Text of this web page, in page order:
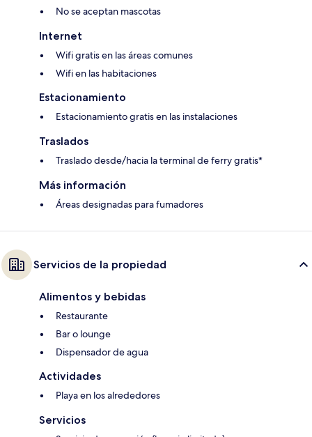
No se aceptan mascotas
Internet
Wifi gratis en las áreas comunes
Wifi en las habitaciones
Estacionamiento
Estacionamiento gratis en las instalaciones
Traslados
Traslado desde/hacia la terminal de ferry gratis*
Más información
Áreas designadas para fumadores
Servicios de la propiedad
Alimentos y bebidas
Restaurante
Bar o lounge
Dispensador de agua
Actividades
Playa en los alrededores
Servicios